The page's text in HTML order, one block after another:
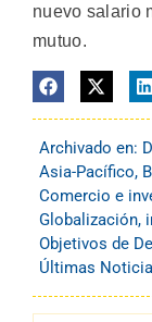
nuevo salario
mutuo.
Archivado en:
Asia-Pacífico,
Comercio e
Globalización,
Objetivos de
Últimas